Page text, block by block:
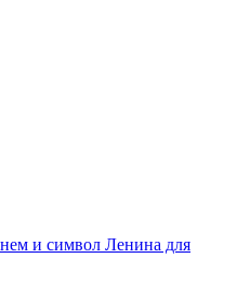
и символ Ленина для